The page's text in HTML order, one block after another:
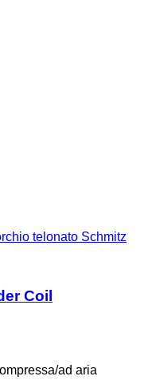
telonato Schmitz
Coil
ad aria